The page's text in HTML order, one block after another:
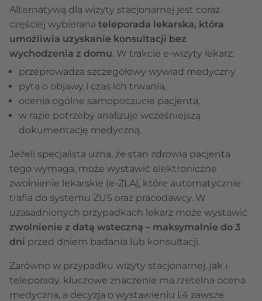
Alternatywą dla wizyty stacjonarnej jest coraz
częściej wybierana teleporada lekarska, która
umożliwia uzyskanie konsultacji bez
wychodzenia z domu. W trakcie e-wizyty lekarz:
przeprowadza szczegółowy wywiad medyczny
pyta o objawy i czas ich trwania,
ocenia ogólne samopoczucie pacjenta,
w razie potrzeby analizuje wcześniejszą
dokumentację medyczną.
Jeżeli specjalista uzna, że stan zdrowia pacjenta
tego wymaga, może wystawić elektroniczne
zwolnienie lekarskie (e-ZLA), które automatycznie
trafia do systemu ZUS oraz pracodawcy. W
uzasadnionych przypadkach lekarz może wystawić
zwolnienie z datą wsteczną – maksymalnie do 3
dni przed dniem badania lub konsultacji.
Zarówno w przypadku wizyty stacjonarnej, jak i
teleporady, kluczowe znaczenie ma rzetelna ocena
medyczna, a decyzja o wystawieniu L4 zawsze